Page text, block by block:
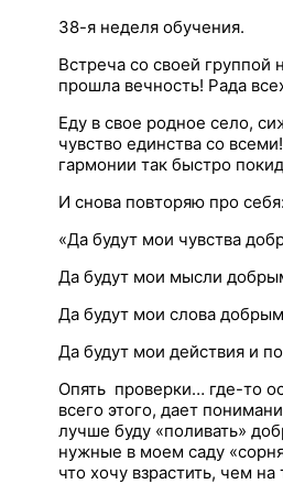
38-я неделя обучения.
Встреча со своей группой
прошла вечность! Рада
Еду в свое родное село,
чувство единства со
гармонии так быстро
И снова повторяю про себя:
«Да будут мои чувства
Да будут мои мысли
Да будут мои слова
Да будут мои действия и
Опять проверки… где-то
всего этого, дает
лучше буду «поливать»
нужные в моем саду
что хочу взрастить, чем